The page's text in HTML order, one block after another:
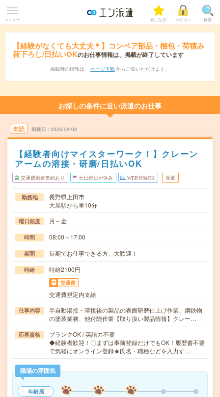
メニュー 気になる! ログイン 検索
【経験がなくても大丈夫＊】コンベア部品・梱包・荷積み
荷下ろし/日払いOKのお仕事情報は、掲載が終了しています
掲載時の情報は、 ページ下部 からご覧いただけます。
お探しの条件に近い派遣のお仕事
未読 掲載日 2026/08/08
【経験者向けマイスターワーク！】クレーン
アームの溶接・研磨/日払いOK
交通費別途支給あり 土日祝日が休み WEB登録OK 派遣
勤務地
長野県上田市
大屋駅から車10分
曜日頻度 月～金
時間 08:00～17:00
期間 長期でお仕事できる方、大歓迎！
時給 時給2100円
交通費
交通費規定内支給
仕事内容
半自動溶接・溶接後の製品の表面研磨仕上げ作業、鋼鉄物
の塗装業務、他付随作業【取り扱い製品情報】クレー…
応募資格
ブランクOK / 英語力不要
◆経験者歓迎！〇まずは事前登録だけでもOK！履歴書不要
で気軽にオンライン登録★氏名・職種などを入力す…
職場の雰囲気
年齢層